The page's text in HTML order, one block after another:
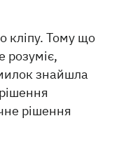
кліпу. Тому що
розуміє,
знайшла
рішення